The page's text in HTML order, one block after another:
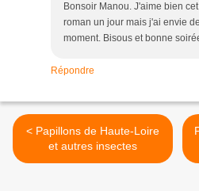
Bonsoir Manou. J'aime bien
roman un jour mais j'ai envie
moment. Bisous et bonne
Répondre
< Papillons de Haute-Loire
et autres insectes